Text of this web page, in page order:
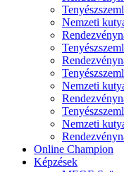
Nemzeti
Nemzeti
Nemzeti
Online Champion
Képzések